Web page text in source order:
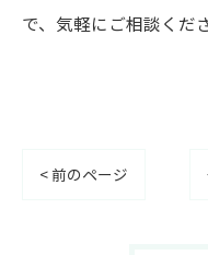
で、気軽にご相談くだ
< 前のページ